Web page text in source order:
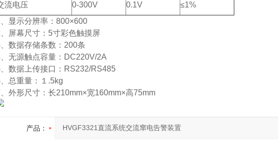
流电压 0-300V 0.1V ≤1%
、显示分辨率： 800×600
、屏幕尺寸： 5寸彩色触摸屏
、数据存储条数： 200条
、无源触点容量： DC220V/2A
、数据上传接口： RS232/RS485
、总重量：１ .5kg
、外形尺寸： 长210mm×宽160mm×高75mm
产品：